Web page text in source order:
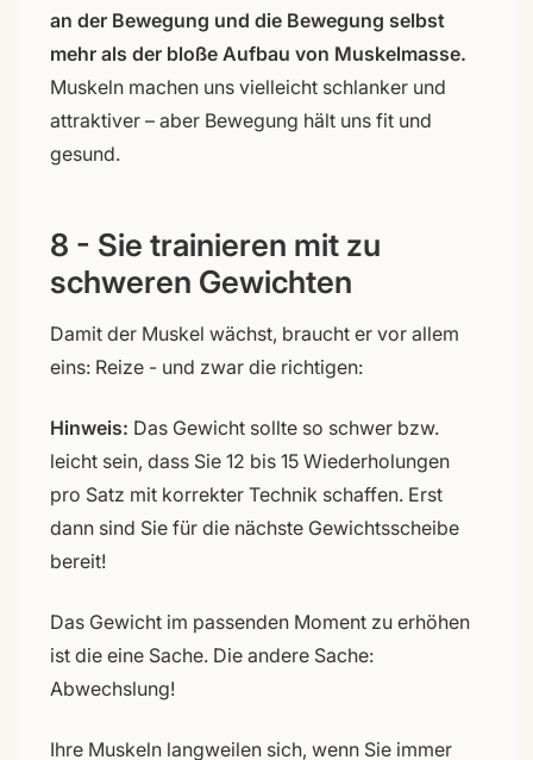
an der Bewegung und die Bewegung selbst
mehr als der bloße Aufbau von Muskelmasse.
Muskeln machen uns vielleicht schlanker und
attraktiver – aber Bewegung hält uns fit und
gesund.
8 - Sie trainieren mit zu
schweren Gewichten
Damit der Muskel wächst, braucht er vor allem
eins: Reize - und zwar die richtigen:
Hinweis: Das Gewicht sollte so schwer bzw.
leicht sein, dass Sie 12 bis 15 Wiederholungen
pro Satz mit korrekter Technik schaffen. Erst
dann sind Sie für die nächste Gewichtsscheibe
bereit!
Das Gewicht im passenden Moment zu erhöhen
ist die eine Sache. Die andere Sache:
Abwechslung!
Ihre Muskeln langweilen sich, wenn Sie immer